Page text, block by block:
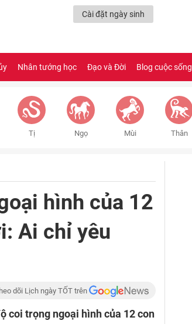
Cài đặt ngày sinh
Nhân tướng học Đạo và Đời Blog cuộc sống
Tị Ngọ Mùi Thân
hình của 12
Ai chỉ yêu
dõi Lịch ngày TỐT trên
coi trọng ngoại hình của 12 con